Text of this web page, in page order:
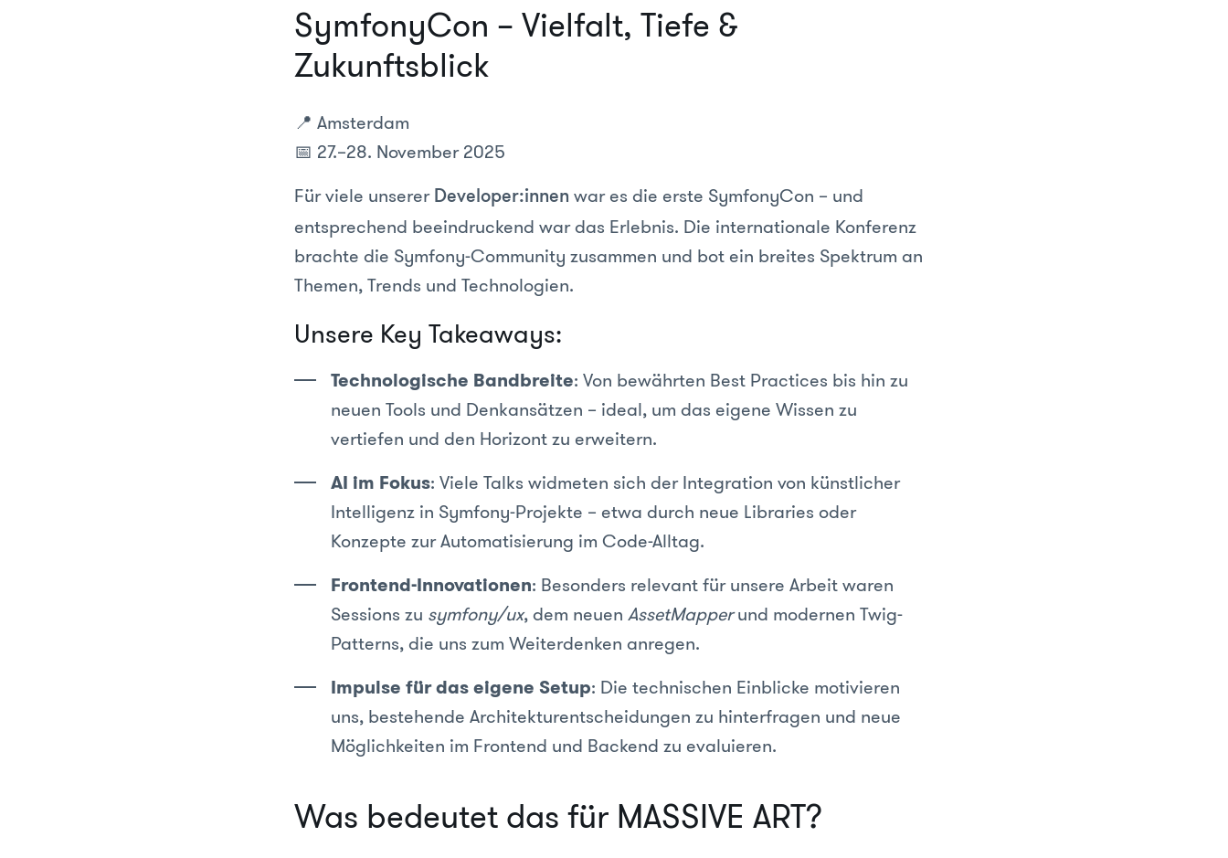
SymfonyCon – Vielfalt, Tiefe &
Zukunftsblick
📍 Amsterdam
📅 27.–28. November 2025
Für viele unserer Developer:innen war es die erste SymfonyCon – und
entsprechend beeindruckend war das Erlebnis. Die internationale Konferenz
brachte die Symfony-Community zusammen und bot ein breites Spektrum an
Themen, Trends und Technologien.
Unsere Key Takeaways:
Technologische Bandbreite: Von bewährten Best Practices bis hin zu
neuen Tools und Denkansätzen – ideal, um das eigene Wissen zu
vertiefen und den Horizont zu erweitern.
AI im Fokus: Viele Talks widmeten sich der Integration von künstlicher
Intelligenz in Symfony-Projekte – etwa durch neue Libraries oder
Konzepte zur Automatisierung im Code-Alltag.
Frontend-Innovationen: Besonders relevant für unsere Arbeit waren
Sessions zu symfony/ux, dem neuen AssetMapperund modernen Twig-
Patterns, die uns zum Weiterdenken anregen.
Impulse für das eigene Setup: Die technischen Einblicke motivieren
uns, bestehende Architekturentscheidungen zu hinterfragen und neue
Möglichkeiten im Frontend und Backend zu evaluieren.
Was bedeutet das für MASSIVE ART?